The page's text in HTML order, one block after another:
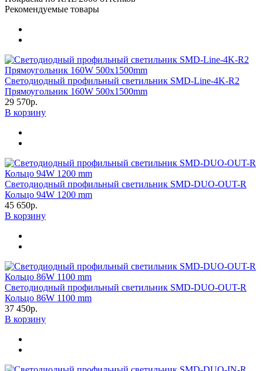
Рекомендуемые товары
Светодиодный профильный светильник SMD-Line-4K-R2
Прямоугольник 160W 500х1500mm
29 570р.
В корзину
Светодиодный профильный светильник SMD-DUO-OUT-R
Кольцо 94W 1200 mm
45 650р.
В корзину
Светодиодный профильный светильник SMD-DUO-OUT-R
Кольцо 86W 1100 mm
37 450р.
В корзину